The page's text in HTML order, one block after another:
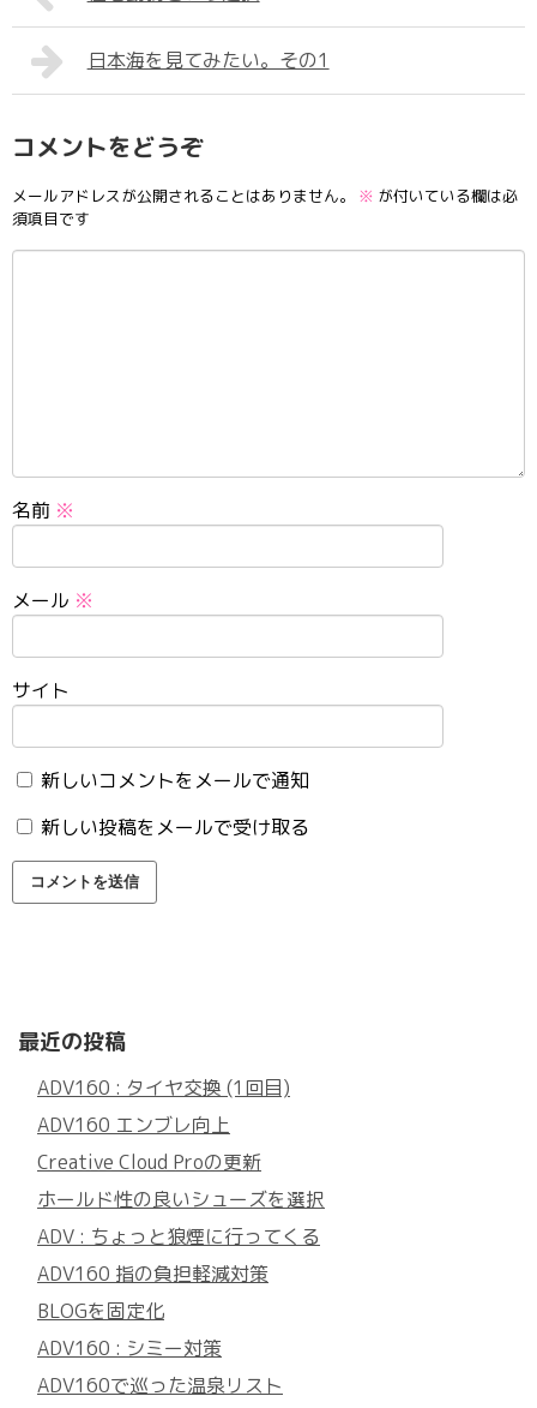
日本海を見てみたい。その1
コメントをどうぞ
メールアドレスが公開されることはありません。 ※ が付いている欄は必
須項目です
名前 ※
メール ※
サイト
新しいコメントをメールで通知
新しい投稿をメールで受け取る
最近の投稿
ADV160 : タイヤ交換 (1回目)
ADV160 エンブレ向上
Creative Cloud Proの更新
ホールド性の良いシューズを選択
ADV : ちょっと狼煙に行ってくる
ADV160 指の負担軽減対策
BLOGを固定化
ADV160 : シミー対策
ADV160で巡った温泉リスト